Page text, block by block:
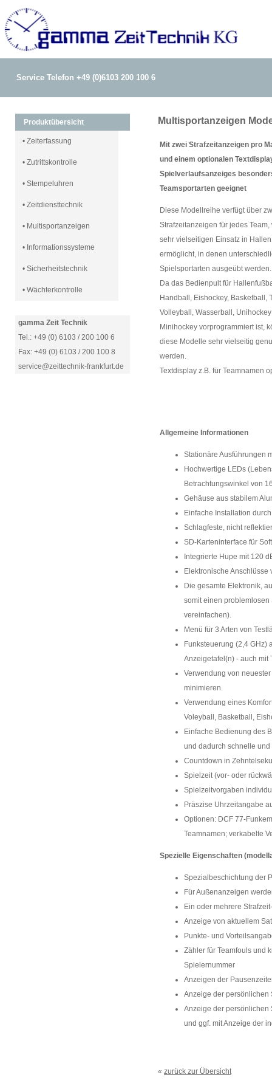
Service Telefon +49 (0)6103 200 100 6
Produktübersicht
• Zeiterfassung
• Zutrittskontrolle
• Stempeluhren
• Zeitdiensttechnik
• Multisportanzeigen
• Informationssysteme
• Sicherheitstechnik
• Wächterkontrolle
gamma Zeit Technik
Tel.: +49 (0) 6103 / 200 100 6
Fax: +49 (0) 6103 / 200 100 8
service@zeittechnik-frankfurt.de
Multisportanzeigen
Mit zwei Strafzeitanzeigen pro
und einem optionalen
Spielverlaufsanzeiges
Teamsportarten geeignet
Diese Modellreihe verfügt über
Strafzeitanzeigen für jedes
sehr vielseitigen Einsatz in Hallen
ermöglicht, in denen
Spielsportarten ausgeübt werden.
Da das Bedienpult für
Handball, Eishockey, Basketball,
Volleyball, Wasserball,
Minihockey vorprogrammiert ist,
diese Modelle sehr vielseitig
werden.
Textdisplay z.B. für Teamnamen
Allgemeine Informationen
Stationäre Ausführungen
Hochwertige LEDs
Betrachtungswinkel von
Gehäuse aus stabilem
Einfache Installation
Schlagfeste, nicht
SD-Karteninterface für
Integrierte Hupe mit 120
Elektronische
Die gesamte Elektronik,
somit einen problemlosen
vereinfachen).
Menü für 3 Arten von
Funksteuerung (2,4
Anzeigetafel(n) - auch mit
Verwendung von
minimieren.
Verwendung eines
Voleyball, Basketball,
Einfache Bedienung des
und dadurch schnelle
Countdown in
Spielzeit (vor- oder
Spielzeitvorgaben
Präszise Uhrzeitangabe
Optionen: DCF 77-
Teamnamen; verkabelte
Spezielle Eigenschaften
Spezialbeschichtung der
Für Außenanzeigen
Ein oder mehrere
Anzeige von aktuellem
Punkte- und
Zähler für Teamfouls und
Spielernummer
Anzeigen der
Anzeige der persönlichen
Anzeige der persönlichen
und ggf. mit Anzeige der
« zurück zur Übersicht